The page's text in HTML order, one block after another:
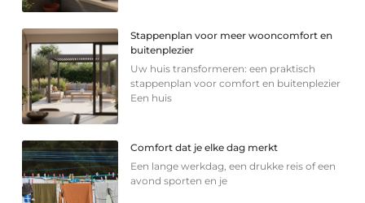
Stappenplan voor meer wooncomfort en
buitenplezier
Uw huis transformeren: een praktisch
stappenplan voor comfort en buitenplezier
Een huis
Comfort dat je elke dag merkt
Een lange werkdag, een drukke reis of een
avond sporten en je